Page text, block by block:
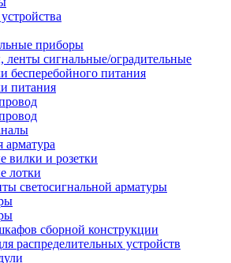
приборы
ленты сигнальные/оградительные
бесперебойного питания
питания
арматура
вилки и розетки
лотки
светосигнальной арматуры
сборной конструкции
распределительных устройств